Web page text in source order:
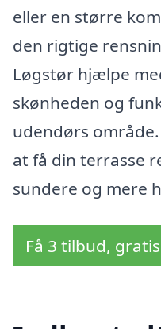
eller en større
den rigtige
Løgstør hjælpe
skønheden og
udendørs
at få din terrasse
sundere og mere
Få 3 tilbud,